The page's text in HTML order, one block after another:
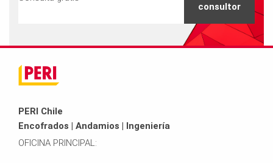
consultor
PERI Chile
Encofrados | Andamios | Ingeniería
OFICINA PRINCIPAL: